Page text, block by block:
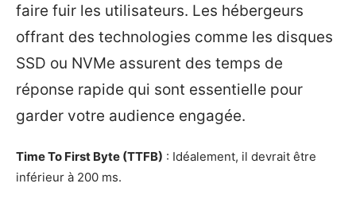
faire fuir les utilisateurs. Les hébergeurs
offrant des technologies comme les disques
SSD ou NVMe assurent des temps de
réponse rapide qui sont essentielle pour
garder votre audience engagée.
Time To First Byte (TTFB) : Idéalement, il devrait être
inférieur à 200 ms.